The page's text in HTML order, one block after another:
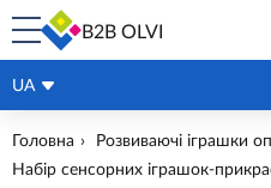
B2B OLVI
UA
Головна
Розвиваючі іграшки
Набір сенсорних іграшок-